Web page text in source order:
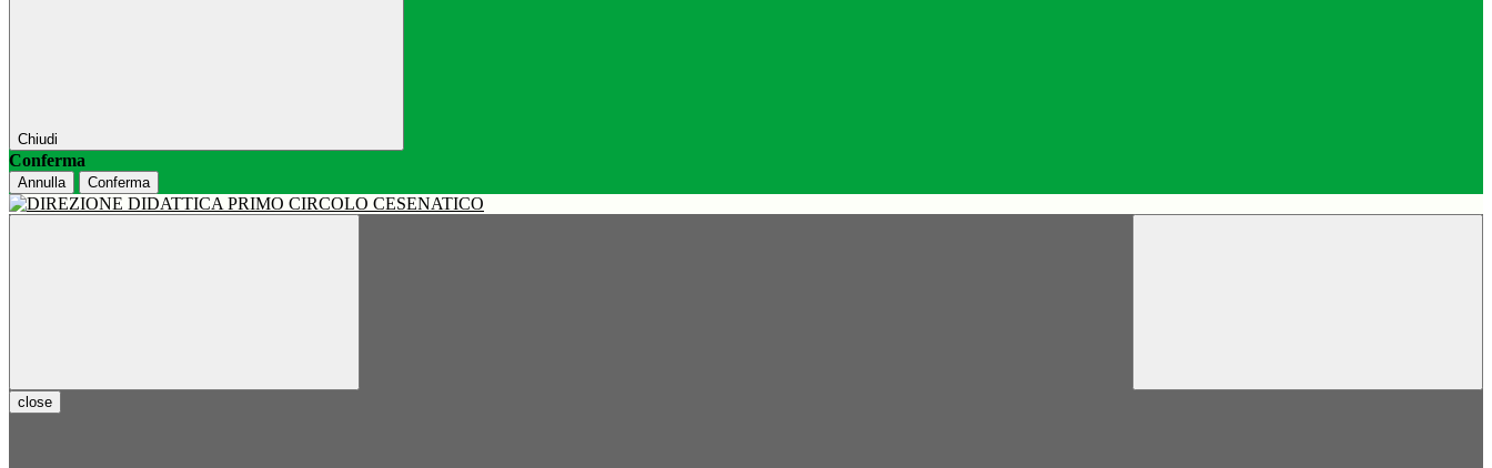
Chiudi
Conferma
Annulla Conferma
close